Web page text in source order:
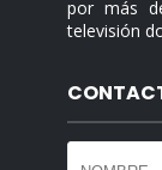
por más
televisión